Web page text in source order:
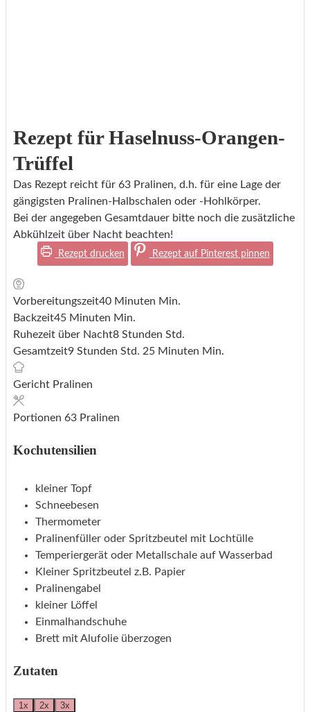
Rezept für Haselnuss-Orangen-
Trüffel
Das Rezept reicht für 63 Pralinen, d.h. für eine Lage der
gängigsten Pralinen-Halbschalen oder -Hohlkörper.
Bei der angegeben Gesamtdauer bitte noch die zusätzliche
Abkühlzeit über Nacht beachten!
Rezept drucken Rezept auf Pinterest pinnen
Vorbereitungszeit40 Minuten Min.
Backzeit45 Minuten Min.
Ruhezeit über Nacht8 Stunden Std.
Gesamtzeit9 Stunden Std. 25 Minuten Min.
Gericht Pralinen
Portionen 63 Pralinen
Kochutensilien
kleiner Topf
Schneebesen
Thermometer
Pralinenfüller oder Spritzbeutel mit Lochtülle
Temperiergerät oder Metallschale auf Wasserbad
Kleiner Spritzbeutel z.B. Papier
Pralinengabel
kleiner Löffel
Einmalhandschuhe
Brett mit Alufolie überzogen
Zutaten
1x 2x 3x